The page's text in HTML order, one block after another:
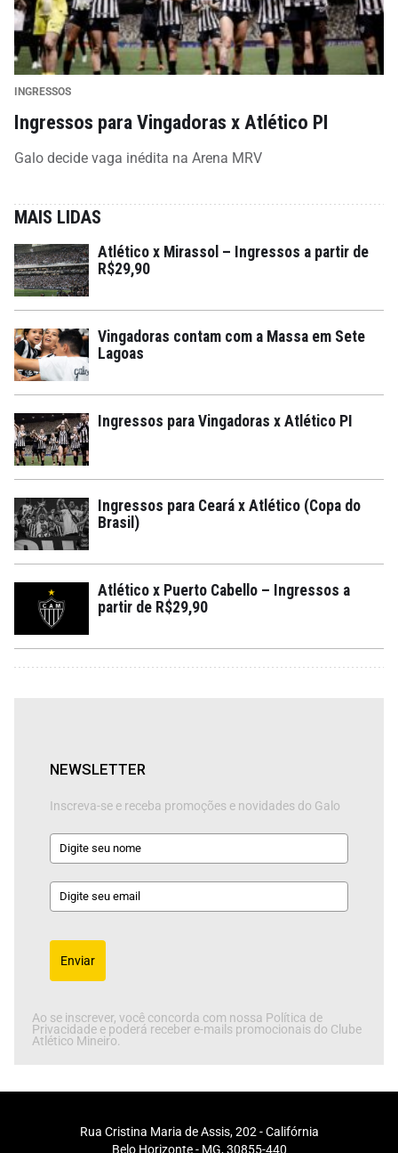
INGRESSOS
Ingressos para Vingadoras x Atlético PI
Galo decide vaga inédita na Arena MRV
MAIS LIDAS
Atlético x Mirassol – Ingressos a partir de
R$29,90
Vingadoras contam com a Massa em Sete
Lagoas
Ingressos para Vingadoras x Atlético PI
Ingressos para Ceará x Atlético (Copa do
Brasil)
Atlético x Puerto Cabello – Ingressos a
partir de R$29,90
NEWSLETTER
Inscreva-se e receba promoções e novidades do Galo
Enviar
Ao se inscrever, você concorda com nossa Política de
Privacidade e poderá receber e-mails promocionais do Clube
Atlético Mineiro.
Rua Cristina Maria de Assis, 202 - Califórnia
Belo Horizonte - MG, 30855-440